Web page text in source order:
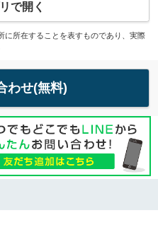
で開く
所在することを表すものであり、実際
わせ(無料)